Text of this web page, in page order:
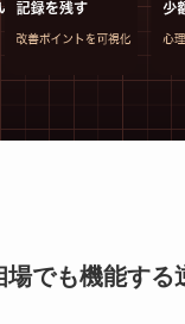
場でも機能する